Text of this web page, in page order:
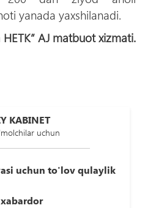
yanada yaxshilanadi.
HETK” AJ matbuot xizmati.
KABINET
uchun
uchun to'lov qulaylik